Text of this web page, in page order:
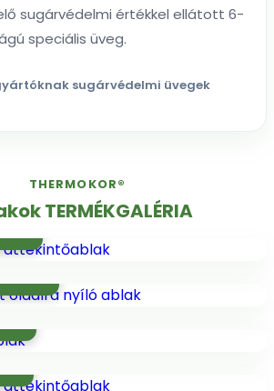
sugárvédelmi értékkel ellátott 6-
speciális üveg.
sugárvédelmi üvegek
THERMOKOR®
TERMÉKGALÉRIA
ablak